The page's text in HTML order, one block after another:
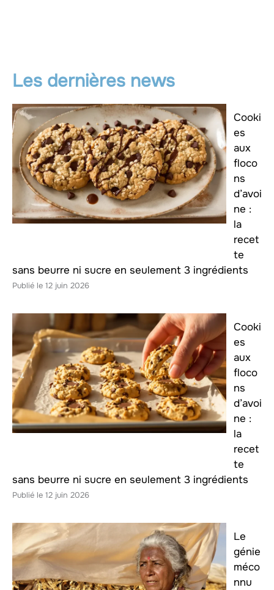
Les dernières news
Cooki
es
aux
floco
ns
d’avoi
ne :
la
recet
te
sans beurre ni sucre en seulement 3 ingrédients
12 juin 2026
Cooki
es
aux
floco
ns
d’avoi
ne :
la
recet
te
sans beurre ni sucre en seulement 3 ingrédients
12 juin 2026
Le
génie
méco
nnu